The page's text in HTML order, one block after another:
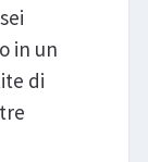
in un
di